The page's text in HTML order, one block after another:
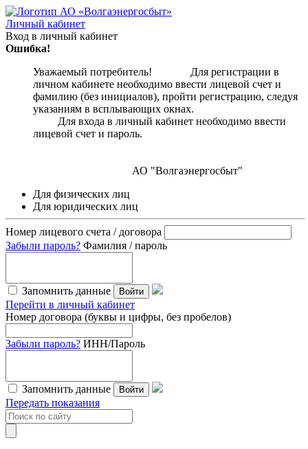
Личный кабинет
Вход в личный кабинет
Ошибка!
Уважаемый потребитель! Для регистрации в
личном кабинете необходимо ввести лицевой счет и
фамилию (без инициалов), пройти регистрацию, следуя
указаниям в всплывающих окнах.
Для входа в личный кабинет необходимо ввести
лицевой счет и пароль.
АО "Волгаэнергосбыт"
Для физических лиц
Для юридических лиц
Номер лицевого счета / договора
Забыли пароль? Фамилия / пароль
Запомнить данные Войти
Перейти в личный кабинет
Номер договора (буквы и цифры, без пробелов)
Забыли пароль? ИНН/Пароль
Запомнить данные Войти
Передать показания